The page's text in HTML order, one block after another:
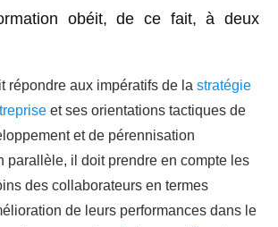
obéit, de ce fait, à deux
répondre aux impératifs de la stratégie
et ses orientations tactiques de
et de pérennisation
parallèle, il doit prendre en compte les
des collaborateurs en termes
de leurs performances dans le